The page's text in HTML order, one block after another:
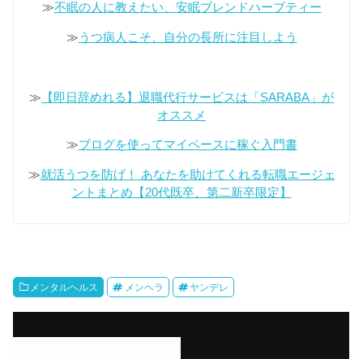
≫不眠の人に教えたい、安眠ブレンドハーブティー
≫うつ病人こそ、自分の長所に注目しよう
≫ 【即日辞めれる】退職代行サービスは「SARABA」が
オススメ
≫ブログを使ってマイペースに稼ぐ入門書
≫就活うつを防げ！ あなたを助けてくれる転職エージェ
ントまとめ【20代既卒、第二新卒限定】
メンタルヘルス メンヘラ ヤンデレ